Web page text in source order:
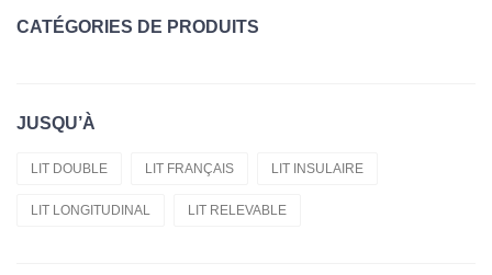
CATÉGORIES DE PRODUITS
Matelas
Coussins
Moltons
JUSQU’À
LIT DOUBLE LIT FRANÇAIS LIT INSULAIRE
LIT LONGITUDINAL LIT RELEVABLE